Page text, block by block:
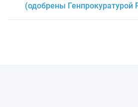
(одобрены Генпрокуратурой